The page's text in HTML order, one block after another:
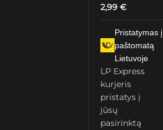
2,99€
Pristatymas į
paštomatą
Lietuvoje
LP Express
kurjeris
pristatys į
jūsų
pasirinktą